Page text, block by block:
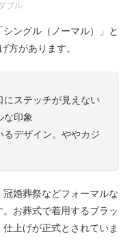
ブル
ングル（ノーマル）」と
方があります。
にステッチが見えない
な印象
るデザイン。ややカジ
婚葬祭などフォーマルな
お葬式で着用するブラッ
上げが正式とされていま